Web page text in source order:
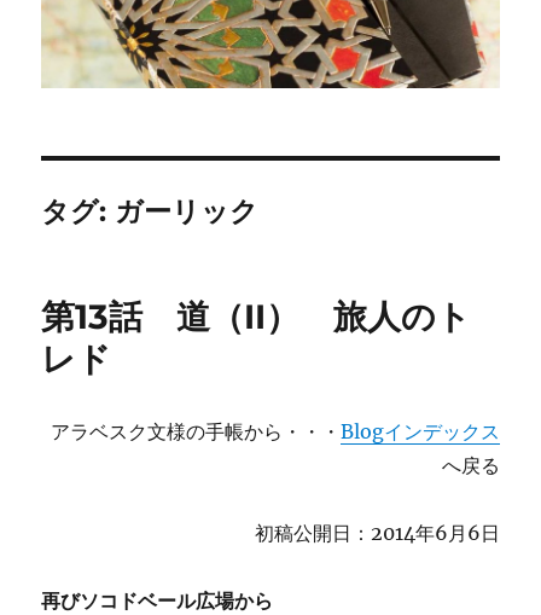
タグ: ガーリック
第13話 道（II） 旅人のト
レド
アラベスク文様の手帳から・・・ Blogインデックス
へ戻る
初稿公開日：2014年6月6日
再びソコドベール広場から